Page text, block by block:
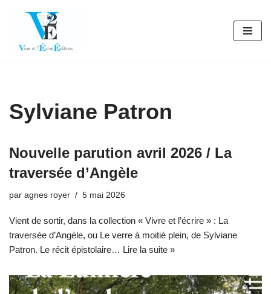
au
Sylviane Patron
Nouvelle parution avril 2026 / La
traversée d’Angèle
par agnes royer 5 mai 2026
Vient de sortir, dans la collection « Vivre et l’écrire » : La
traversée d’Angèle, ou Le verre à moitié plein, de Sylviane
Patron. Le récit épistolaire… Lire la suite »